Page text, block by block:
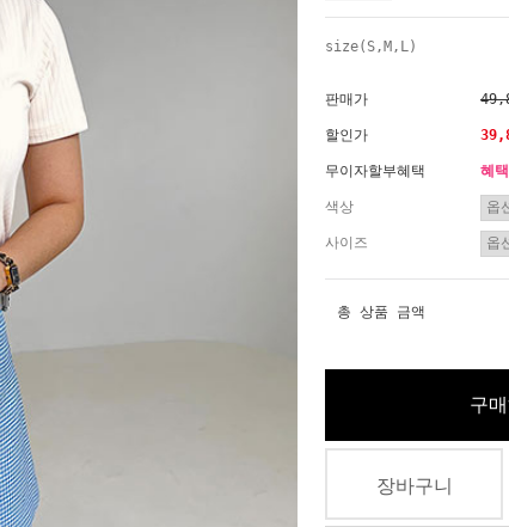
size(S,M,L)
판매가
할인가
무이자할부혜택 혜택
색상
사이즈
총 상품 금액
구
장바구니